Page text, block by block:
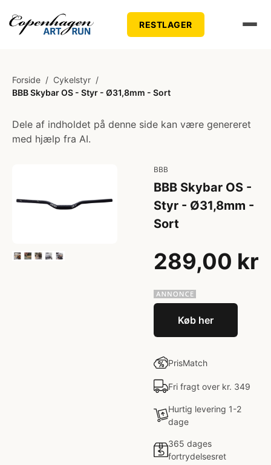
RESTLAGER
Forside / Cykelstyr /
BBB Skybar OS - Styr - Ø31,8mm - Sort
Dele af indholdet på denne side kan være genereret
med hjælp fra AI.
BBB
BBB Skybar OS -
Styr - Ø31,8mm -
Sort
289,00 kr
Køb her
PrisMatch
Fri fragt over kr. 349
Hurtig levering 1-2
dage
365 dages
fortrydelsesret